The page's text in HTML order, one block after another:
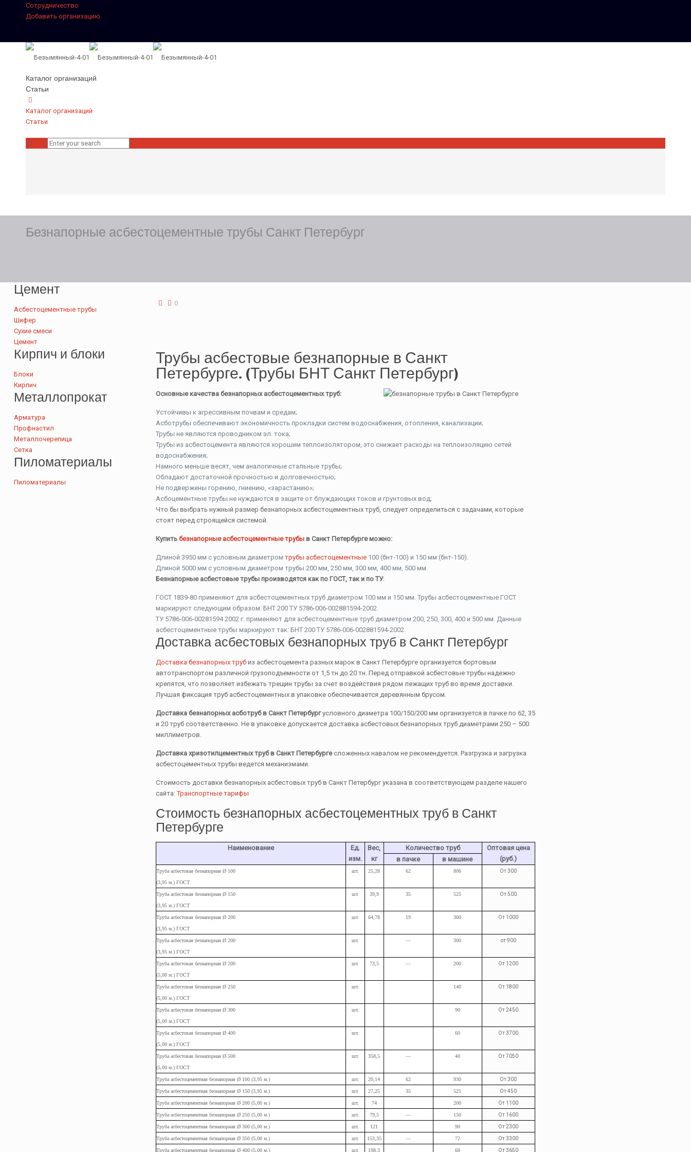
Сотрудничество
Добавить организацию
Каталог организаций
Статьи
Каталог организаций
Статьи
Безнапорные асбестоцементные трубы Санкт Петербург
0
Трубы асбестовые безнапорные в Санкт
Петербурге. (Трубы БНТ Санкт Петербург)
Основные качества безнапорных асбестоцементных труб:
Устойчивы к агрессивным почвам и средам;
Асботрубы обеспечивают экономичность прокладки систем водоснабжения, отопления, канализации;
Трубы не являются проводником эл. тока;
Трубы из асбестоцемента являются хорошим теплоизолятором, это снижает расходы на теплоизоляцию сетей
водоснабжения;
Намного меньше весят, чем аналогичные стальные трубы;
Обладают достаточной прочностью и долговечностью;
Не подвержены горению, гниению, «зарастанию»;
Асбоцементные трубы не нуждаются в защите от блуждающих токов и грунтовых вод;
Что бы выбрать нужный размер безнапорных асбестоцементных труб, следует определиться с задачами, которые
стоят перед строящейся системой.
Купить безнапорные асбестоцементные трубыв Санкт Петербурге можно:
Длиной 3950 мм с условным диаметром трубы асбестоцементные100 (бнт-100) и 150 мм (бнт-150).
Длиной 5000 мм с условным диаметром трубы 200 мм, 250 мм, 300 мм, 400 мм, 500 мм.
Безнапорные асбестовые трубы производятся как по ГОСТ, так и по ТУ:
ГОСТ 1839-80 применяют для асбестоцементных труб диаметром 100 мм и 150 мм. Трубы асбестоцементные ГОСТ
маркируют следующим образом: БНТ 200 ТУ 5786-006-002881594-2002.
ТУ 5786-006-00281594 2002 г. применяют для асбестоцементные труб диаметром 200, 250, 300, 400 и 500 мм. Данные
асбестоцементные трубы маркируют так: БНТ 200 ТУ 5786-006-002881594-2002.
Доставка асбестовых безнапорных труб в Санкт Петербург
Доставка безнапорных трубиз асбестоцемента разных марок в Санкт Петербурге организуется бортовым
автотранспортом различной грузоподъемности от 1,5 тн до 20 тн. Перед отправкой асбестовые трубы надежно
крепятся, что позволяет избежать трещин трубы за счет воздействия рядом лежащих труб во время доставки.
Лучшая фиксация труб асбестоцементных в упаковке обеспечивается деревянным брусом.
Доставка безнапорных асботруб в Санкт Петербургусловного диаметра 100/150/200 мм организуется в пачке по 62, 35
и 20 труб соответственно. Не в упаковке допускается доставка асбестовых безнапорных труб диаметрами 250 – 500
миллиметров.
Доставка хризотилцементных труб в Санкт Петербургесложенных навалом не рекомендуется. Разгрузка и загрузка
асбестоцементных трубы ведется механизмами.
Стоимость доставки безнапорных асбестовых труб в Санкт Петербург указана в соответствующем разделе нашего
сайта:Транспортные тарифы
Стоимость безнапорных асбестоцементных труб в Санкт
Петербурге
Наименование
Ед.
изм.
Вес,
кг
Количество труб
Оптовая цена
(руб.)
в пачке в машине
Труба асбестовая безнапорная Ø 100
(3,95 м.) ГОСТ
шт. 25,28 62 806 От 300
Труба асбестовая безнапорная Ø 150
(3,95 м. ) ГОСТ
шт. 39,9 35 525 От 500
Труба асбестовая безнапорная Ø 200
(3,95 м. ) ГОСТ
шт. 64,78 19 300 От 1000
Труба асбестовая безнапорная Ø 200
(3,95 м. ) ГОСТ
шт. — 300 от 900
Труба асбестовая безнапорная Ø 200
(5,00 м. ) ГОСТ
шт. 73,5 — 200 От 1200
Труба асбестовая безнапорная Ø 250
(5,00 м. ) ГОСТ
шт. 140 От 1800
Труба асбестовая безнапорная Ø 300
(5,00 м. ) ГОСТ
шт. 90 От 2450
Труба асбестовая безнапорная Ø 400
(5,00 м. ) ГОСТ
шт. 60 От 3700
Труба асбестовая безнапорная Ø 500
(5,00 м. ) ГОСТ
шт. 358,5 — 40 От 7050
Труба асбестоцементная безнапорная Ø 100 (3,95 м. ) шт. 20,14 62 930 От 300
Труба асбестоцементная безнапорная Ø 150 (3,95 м. ) шт. 27,25 35 525 От 450
Труба асбестоцементная безнапорная Ø 200 (5,00 м. ) шт. 74 200 От 1100
Труба асбестоцементная безнапорная Ø 250 (5,00 м. ) шт. 79,5 — 150 От 1600
Труба асбестоцементная безнапорная Ø 300 (5,00 м. ) шт. 121 90 От 2300
Труба асбестоцементная безнапорная Ø 350 (5,00 м. ) шт. 153,35 — 72 От 3300
Труба асбестоцементная безнапорная Ø 400 (5,00 м. ) шт. 198,3 60 От 3650
Цемент
Асбестоцементные трубы
Шифер
Сухие смеси
Цемент
Кирпич и блоки
Блоки
Кирпич
Металлопрокат
Арматура
Профнастил
Металлочерепица
Сетка
Пиломатериалы
Пиломатериалы